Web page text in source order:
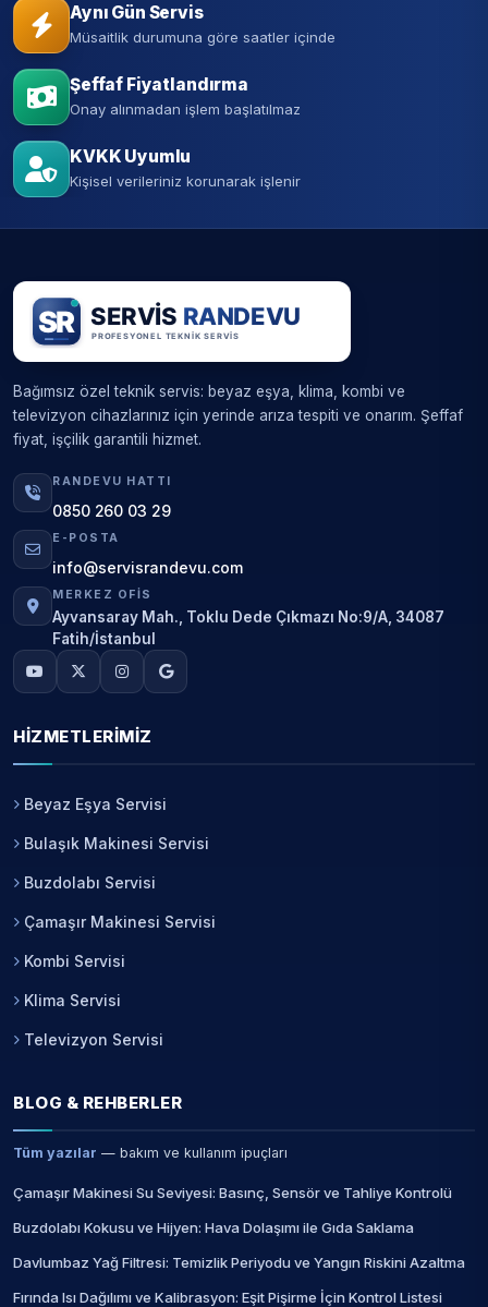
Aynı Gün Servis
Müsaitlik durumuna göre saatler içinde
Şeffaf Fiyatlandırma
Onay alınmadan işlem başlatılmaz
KVKK Uyumlu
Kişisel verileriniz korunarak işlenir
Bağımsız özel teknik servis: beyaz eşya, klima, kombi ve
televizyon cihazlarınız için yerinde arıza tespiti ve onarım. Şeffaf
fiyat, işçilik garantili hizmet.
RANDEVU HATTI
0850 260 03 29
E-POSTA
info@servisrandevu.com
MERKEZ OFIS
Ayvansaray Mah., Toklu Dede Çıkmazı No:9/A, 34087
Fatih/İstanbul
HIZMETLERIMIZ
Beyaz Eşya Servisi
Bulaşık Makinesi Servisi
Buzdolabı Servisi
Çamaşır Makinesi Servisi
Kombi Servisi
Klima Servisi
Televizyon Servisi
BLOG & REHBERLER
Tüm yazılar — bakım ve kullanım ipuçları
Çamaşır Makinesi Su Seviyesi: Basınç, Sensör ve Tahliye Kontrolü
Buzdolabı Kokusu ve Hijyen: Hava Dolaşımı ile Gıda Saklama
Davlumbaz Yağ Filtresi: Temizlik Periyodu ve Yangın Riskini Azaltma
Fırında Isı Dağılımı ve Kalibrasyon: Eşit Pişirme İçin Kontrol Listesi